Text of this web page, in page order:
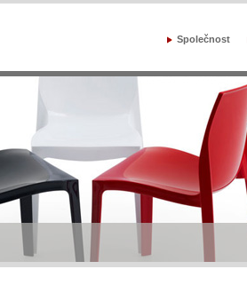
Společnost